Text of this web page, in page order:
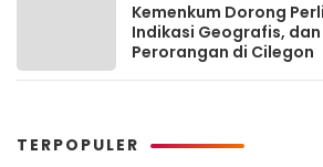
Kemenkum Dorong
Indikasi Geografis,
Perorangan di Cilegon
TERPOPULER